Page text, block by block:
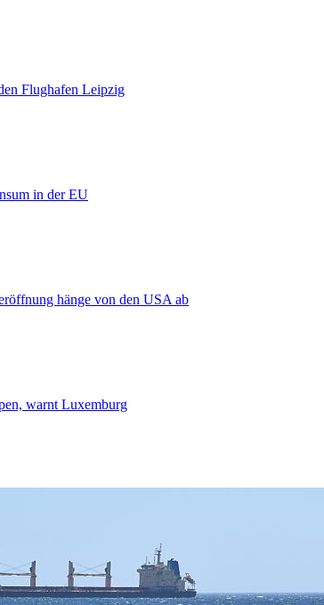
Flughafen Leipzig
in der EU
hänge von den USA ab
warnt Luxemburg